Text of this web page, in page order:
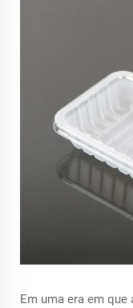
Em uma era em